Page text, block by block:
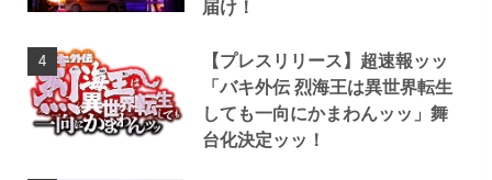
届け！
【プレスリリース】超速報ッッ
「バキ外伝 烈海王は異世界転生
しても一向にかまわんッッ」舞
台化決定ッッ！